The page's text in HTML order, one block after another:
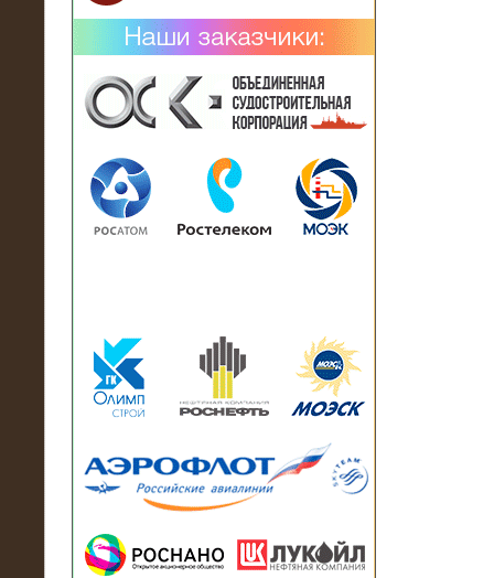
02.02.2019
Нагрузочный комплекс 26 МВт (10
кВ) поставлен в аренду на
13.07.2018
модуль в контейнере 2700 кВА на
Балтийский завод